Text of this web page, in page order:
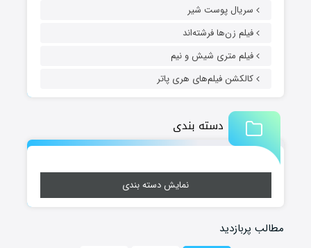
سریال پوست شیر
فیلم زن‌ها فرشته‌اند
فیلم متری شیش و نیم
کالکشن فیلم‌های هری پاتر
دسته بندی
نمایش دسته بندی
مطالب پربازدید